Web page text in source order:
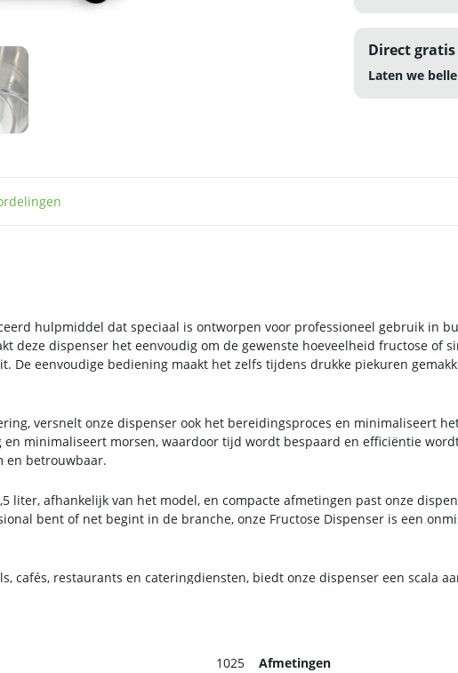
Direct
Laten we
hulpmiddel dat speciaal is ontworpen voor professioneel gebruik in
deze dispenser het eenvoudig om de gewenste hoeveelheid fructose of
De eenvoudige bediening maakt het zelfs tijdens drukke piekuren
versnelt onze dispenser ook het bereidingsproces en minimaliseert
minimaliseert morsen, waardoor tijd wordt bespaard en efficiëntie
en betrouwbaar.
liter, afhankelijk van het model, en compacte afmetingen past onze
bent of net begint in de branche, onze Fructose Dispenser is een
cafés, restaurants en cateringdiensten, biedt onze dispenser een scala
1025 Afmetingen